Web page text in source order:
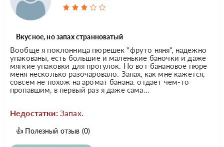
Вкусное, но запах странноватый
Вообще я поклонница пюрешек "фруто няня", надежно
упакованы, есть большие и маленькие баночки и даже
мягкие упаковки для прогулок. Но вот банановое пюре
меня несколько разочаровало. Запах, как мне кажется,
совсем не похож на аромат банана. отдает чем-то
пропавшим, в первый раз я даже сама...
Недостатки: Запах.
👍 Полезный отзыв (0)